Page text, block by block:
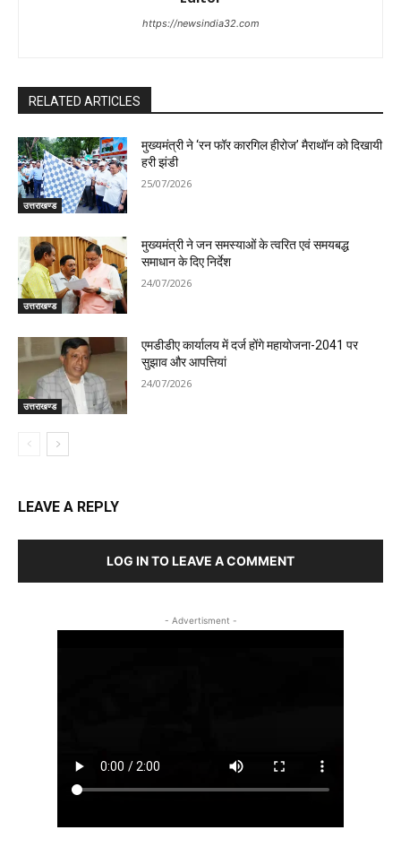
https://newsindia32.com
RELATED ARTICLES
उत्तराखण्ड
मुख्यमंत्री ने ‘रन फॉर कारगिल हीरोज’ मैराथॉन को दिखायी
हरी झंडी
25/07/2026
उत्तराखण्ड
मुख्यमंत्री ने जन समस्याओं के त्वरित एवं समयबद्ध
समाधान के दिए निर्देश
24/07/2026
उत्तराखण्ड
एमडीडीए कार्यालय में दर्ज होंगे महायोजना-2041 पर
सुझाव और आपत्तियां
24/07/2026
LEAVE A REPLY
LOG IN TO LEAVE A COMMENT
- Advertisment -